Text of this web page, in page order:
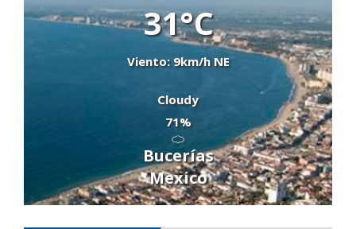
31°C
Viento: 9km/h NE
Cloudy
71%
Bucerías
Mexico